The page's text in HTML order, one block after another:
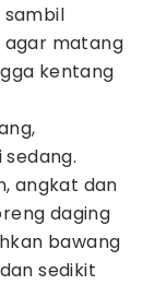
sambil
agar matang
kentang
angkat dan
daging
bawang
sedikit